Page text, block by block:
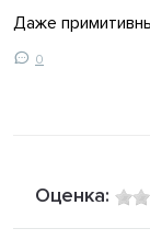
Даже
0
Оценка: